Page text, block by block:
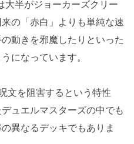
大半がジョーカーズクリー
の「赤白」よりも単純な速
動きを邪魔したりといった
になっています。
文を阻害するという特性
ュエルマスターズの中でも
異なるデッキでもありま